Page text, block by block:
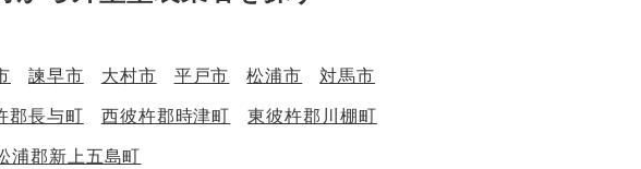
諫早市 大村市 平戸市 松浦市 対馬市
郡長与町 西彼杵郡時津町 東彼杵郡川棚町
浦郡新上五島町